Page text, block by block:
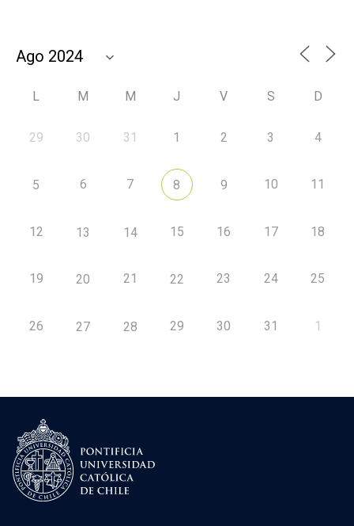
L M M J V S D
29 30 31 1 2 3 4
5 6 7 8 9 10 11
12 13 14 15 16 17 18
19 20 21 22 23 24 25
26 27 28 29 30 31 1